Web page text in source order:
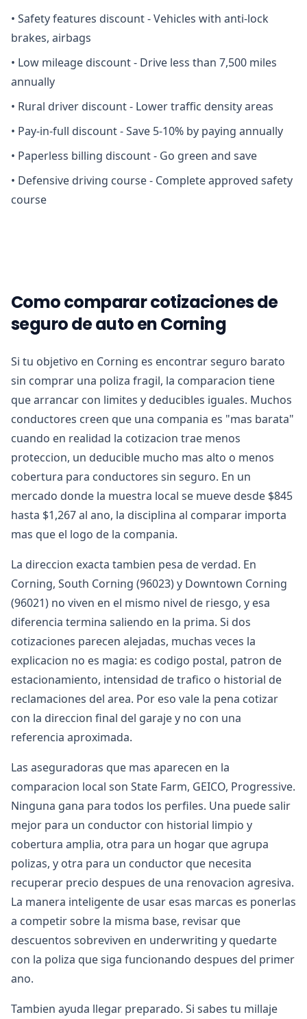
• Safety features discount - Vehicles with anti-lock
brakes, airbags
• Low mileage discount - Drive less than 7,500 miles
annually
• Rural driver discount - Lower traffic density areas
• Pay-in-full discount - Save 5-10% by paying annually
• Paperless billing discount - Go green and save
• Defensive driving course - Complete approved safety
course
Como comparar cotizaciones de
seguro de auto en Corning
Si tu objetivo en Corning es encontrar seguro barato
sin comprar una poliza fragil, la comparacion tiene
que arrancar con limites y deducibles iguales. Muchos
conductores creen que una compania es "mas barata"
cuando en realidad la cotizacion trae menos
proteccion, un deducible mucho mas alto o menos
cobertura para conductores sin seguro. En un
mercado donde la muestra local se mueve desde $845
hasta $1,267 al ano, la disciplina al comparar importa
mas que el logo de la compania.
La direccion exacta tambien pesa de verdad. En
Corning, South Corning (96023) y Downtown Corning
(96021) no viven en el mismo nivel de riesgo, y esa
diferencia termina saliendo en la prima. Si dos
cotizaciones parecen alejadas, muchas veces la
explicacion no es magia: es codigo postal, patron de
estacionamiento, intensidad de trafico o historial de
reclamaciones del area. Por eso vale la pena cotizar
con la direccion final del garaje y no con una
referencia aproximada.
Las aseguradoras que mas aparecen en la
comparacion local son State Farm, GEICO, Progressive.
Ninguna gana para todos los perfiles. Una puede salir
mejor para un conductor con historial limpio y
cobertura amplia, otra para un hogar que agrupa
polizas, y otra para un conductor que necesita
recuperar precio despues de una renovacion agresiva.
La manera inteligente de usar esas marcas es ponerlas
a competir sobre la misma base, revisar que
descuentos sobreviven en underwriting y quedarte
con la poliza que siga funcionando despues del primer
ano.
Tambien ayuda llegar preparado. Si sabes tu millaje